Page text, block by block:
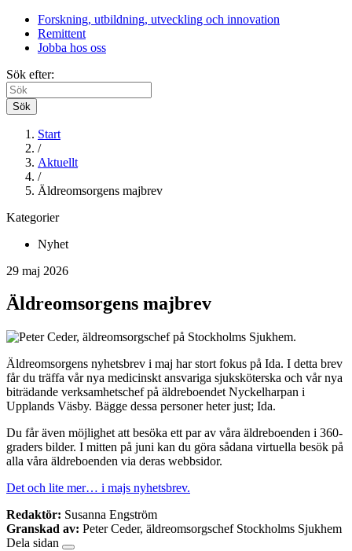
Forskning, utbildning, utveckling och innovation
Remittent
Jobba hos oss
Sök efter:
Sök
Start
/
Aktuellt
/
Äldreomsorgens majbrev
Kategorier
Nyhet
29 maj 2026
Äldreomsorgens majbrev
Äldreomsorgens nyhetsbrev i maj har stort fokus på Ida. I detta brev
får du träffa vår nya medicinskt ansvariga sjuksköterska och vår nya
biträdande verksamhetschef på äldreboendet Nyckelharpan i
Upplands Väsby. Bägge dessa personer heter just; Ida.
Du får även möjlighet att besöka ett par av våra äldreboenden i 360-
graders bilder. I mitten på juni kan du göra sådana virtuella besök på
alla våra äldreboenden via deras webbsidor.
Det och lite mer… i majs nyhetsbrev.
Redaktör: Susanna Engström
Granskad av: Peter Ceder, äldreomsorgschef Stockholms Sjukhem
Dela sidan